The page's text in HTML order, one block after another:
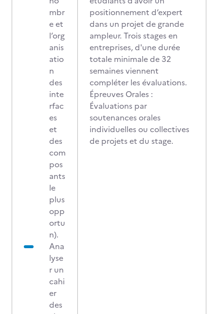
mbr
e et
l’org
anis
atio
n
des
inte
rfac
es
et
des
com
pos
ants
le
plus
opp
ortu
n).
Ana
lyse
r un
cahi
er
des
positionnement d‘expert
dans un projet de grande
ampleur. Trois stages en
entreprises, d'une durée
totale minimale de 32
semaines viennent
compléter les évaluations.
Épreuves Orales :
Évaluations par
soutenances orales
individuelles ou collectives
de projets et du stage.